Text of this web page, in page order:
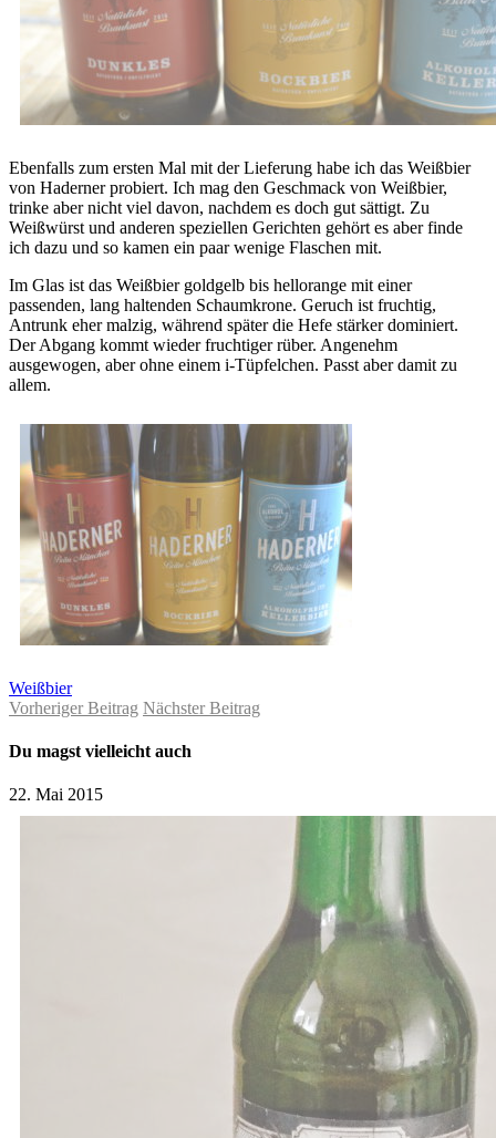
Ebenfalls zum ersten Mal mit der Lieferung habe ich das Weißbier
von Haderner probiert. Ich mag den Geschmack von Weißbier,
trinke aber nicht viel davon, nachdem es doch gut sättigt. Zu
Weißwürst und anderen speziellen Gerichten gehört es aber finde
ich dazu und so kamen ein paar wenige Flaschen mit.
Im Glas ist das Weißbier goldgelb bis hellorange mit einer
passenden, lang haltenden Schaumkrone. Geruch ist fruchtig,
Antrunk eher malzig, während später die Hefe stärker dominiert.
Der Abgang kommt wieder fruchtiger rüber. Angenehm
ausgewogen, aber ohne einem i-Tüpfelchen. Passt aber damit zu
allem.
Weißbier
Vorheriger Beitrag Nächster Beitrag
Du magst vielleicht auch
22. Mai 2015